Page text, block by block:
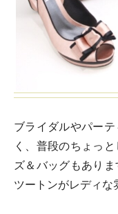
ブライダルやパー
く、普段のちょっ
ズ＆バッグもあり
ツートンがレディな